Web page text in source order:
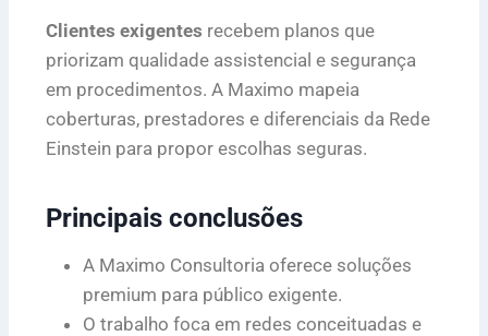
Clientes exigentes recebem planos que
priorizam qualidade assistencial e segurança
em procedimentos. A Maximo mapeia
coberturas, prestadores e diferenciais da Rede
Einstein para propor escolhas seguras.
Principais conclusões
A Maximo Consultoria oferece soluções
premium para público exigente.
O trabalho foca em redes conceituadas e